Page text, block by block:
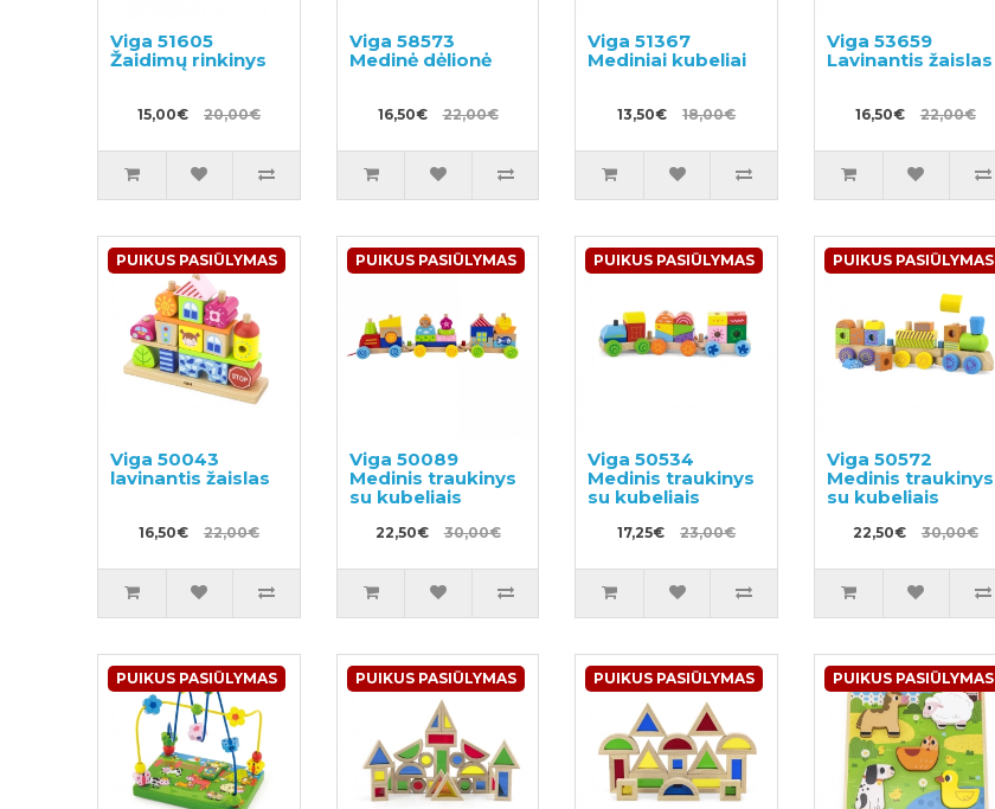
Viga 51605
Žaidimų rinkinys
15,00€ 20,00€
Viga 58573
Medinė dėlionė
16,50€ 22,00€
Viga 51367
Mediniai kubeliai
13,50€ 18,00€
Viga 53659
Lavinantis žaislas
16,50€ 22,00€
PUIKUS PASIŪLYMAS
Viga 50043
lavinantis žaislas
16,50€ 22,00€
PUIKUS PASIŪLYMAS
Viga 50089
Medinis traukinys
su kubeliais
22,50€ 30,00€
PUIKUS PASIŪLYMAS
Viga 50534
Medinis traukinys
su kubeliais
17,25€ 23,00€
PUIKUS PASIŪLYMAS
Viga 50572
Medinis traukinys
su kubeliais
22,50€ 30,00€
PUIKUS PASIŪLYMAS PUIKUS PASIŪLYMAS PUIKUS PASIŪLYMAS PUIKUS PASIŪLYMAS